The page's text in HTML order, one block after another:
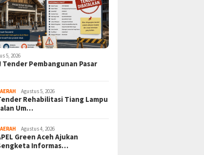
5, 2026
Pembangunan Pasar
Agustus 5, 2026
Rehabilitasi Tiang Lampu
Um…
Agustus 4, 2026
Green Aceh Ajukan
Informas…